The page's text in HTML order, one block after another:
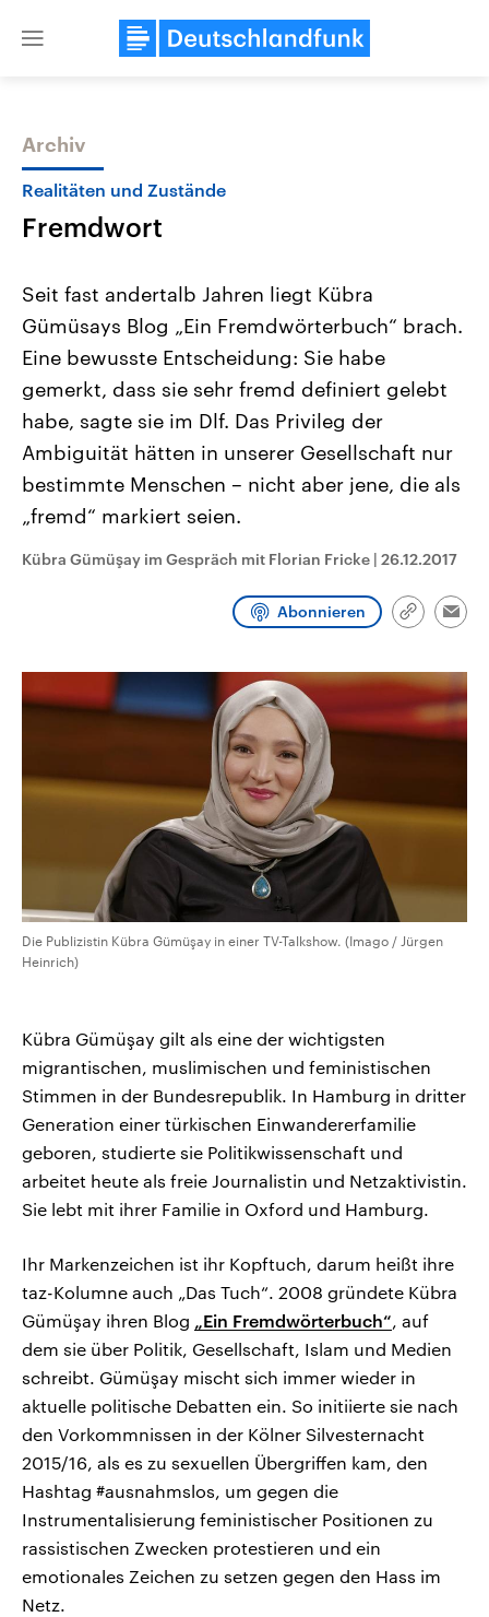
Close
Themen
Landtagswahl Sachsen-Anhalt
2026
Alle Informationen
Sachsen-Anhalt wählt am 6.
September 2026 einen neuen
Landtag. Seit 2021 wird das
Bundesland von einer Koalition aus
Umfragen, Prognosen,
und Hintergründe zu den Parteien
und Kandidaten der anstehenden
USA
Aktuelle Beiträge,
Hintergründe
Wirtschaftlich und
gehören die Vereinigten
mit großem Einfluss auf
Sendungen Programm Podcasts
Archiv
Realitäten und Zustände
Fremdwort
Seit fast andertalb Jahren liegt Kübra
Gümüsays Blog „Ein Fremdwörterbuch“ brach.
Eine bewusste Entscheidung: Sie habe
gemerkt, dass sie sehr fremd definiert gelebt
habe, sagte sie im Dlf. Das Privileg der
Ambiguität hätten in unserer Gesellschaft nur
bestimmte Menschen – nicht aber jene, die als
„fremd“ markiert seien.
Kübra Gümüşay im Gespräch mit Florian Fricke | 26.12.2017
Abonnieren
Link
Die Publizistin Kübra Gümüşay in einer TV-Talkshow. (Imago / Jürgen
Heinrich)
Kübra Gümüşay gilt als eine der wichtigsten
migrantischen, muslimischen und feministischen
Stimmen in der Bundesrepublik. In Hamburg in dritter
Generation einer türkischen Einwandererfamilie
geboren, studierte sie Politikwissenschaft und
arbeitet heute als freie Journalistin und Netzaktivistin.
Sie lebt mit ihrer Familie in Oxford und Hamburg.
Ihr Markenzeichen ist ihr Kopftuch, darum heißt ihre
taz-Kolumne auch „Das Tuch“. 2008 gründete Kübra
Gümüşay ihren Blog „Ein Fremdwörterbuch“, auf
dem sie über Politik, Gesellschaft, Islam und Medien
schreibt. Gümüşay mischt sich immer wieder in
aktuelle politische Debatten ein. So initiierte sie nach
den Vorkommnissen in der Kölner Silvesternacht
2015/16, als es zu sexuellen Übergriffen kam, den
Hashtag #ausnahmslos, um gegen die
Instrumentalisierung feministischer Positionen zu
rassistischen Zwecken protestieren und ein
emotionales Zeichen zu setzen gegen den Hass im
Netz.